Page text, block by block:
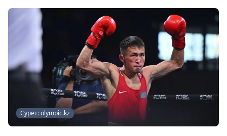
Сурет: olympic.kz